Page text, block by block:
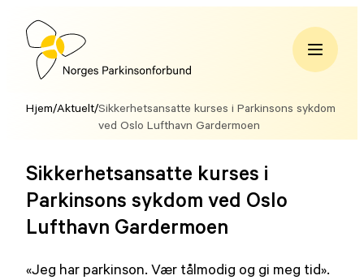
Hopp
innholdNorges
Hjem/Aktuelt/Sikkerhetsansatte kurses i Parkinsons sykdom
ved Oslo Lufthavn Gardermoen
Sikkerhetsansatte kurses i
Parkinsons sykdom ved Oslo
Lufthavn Gardermoen
«Jeg har parkinson. Vær tålmodig og gi meg tid».